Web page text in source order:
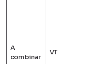
A
combinar
VT + CB